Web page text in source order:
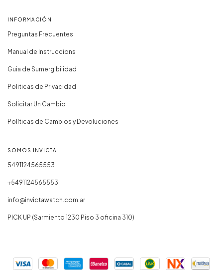
INFORMACIÓN
Preguntas Frecuentes
Manual de Instruccions
Guia de Sumergibilidad
Politicas de Privacidad
Solicitar Un Cambio
Políticas de Cambios y Devoluciones
SOMOS INVICTA
5491124565553
+5491124565553
info@invictawatch.com.ar
PICK UP (Sarmiento 1230 Piso 3 oficina 310)